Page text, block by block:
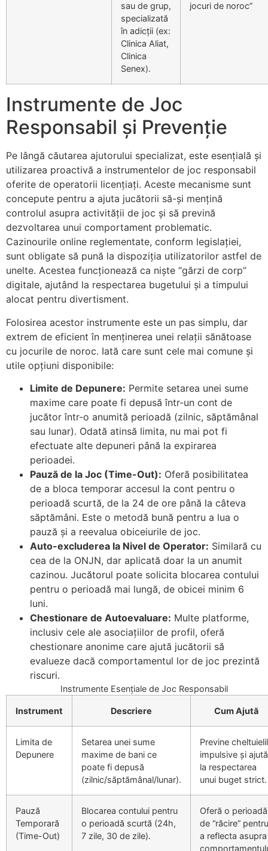
sau de grup,
specializată
în adicții (ex:
Clinica Aliat,
Clinica
Senex).
jocuri de noroc”
Instrumente de Joc
Responsabil și Prevenție
Pe lângă căutarea ajutorului specializat, este esențială și
utilizarea proactivă a instrumentelor de joc responsabil
oferite de operatorii licențiați. Aceste mecanisme sunt
concepute pentru a ajuta jucătorii să-și mențină
controlul asupra activității de joc și să prevină
dezvoltarea unui comportament problematic.
Cazinourile online reglementate, conform legislației,
sunt obligate să pună la dispoziția utilizatorilor astfel de
unelte. Acestea funcționează ca niște “gărzi de corp”
digitale, ajutând la respectarea bugetului și a timpului
alocat pentru divertisment.
Folosirea acestor instrumente este un pas simplu, dar
extrem de eficient în menținerea unei relații sănătoase
cu jocurile de noroc. Iată care sunt cele mai comune și
utile opțiuni disponibile:
Limite de Depunere: Permite setarea unei sume
maxime care poate fi depusă într-un cont de
jucător într-o anumită perioadă (zilnic, săptămânal
sau lunar). Odată atinsă limita, nu mai pot fi
efectuate alte depuneri până la expirarea
perioadei.
Pauză de la Joc (Time-Out): Oferă posibilitatea
de a bloca temporar accesul la cont pentru o
perioadă scurtă, de la 24 de ore până la câteva
săptămâni. Este o metodă bună pentru a lua o
pauză și a reevalua obiceiurile de joc.
Auto-excluderea la Nivel de Operator: Similară cu
cea de la ONJN, dar aplicată doar la un anumit
cazinou. Jucătorul poate solicita blocarea contului
pentru o perioadă mai lungă, de obicei minim 6
luni.
Chestionare de Autoevaluare: Multe platforme,
inclusiv cele ale asociațiilor de profil, oferă
chestionare anonime care ajută jucătorii să
evalueze dacă comportamentul lor de joc prezintă
riscuri.
Instrumente Esențiale de Joc Responsabil
Instrument Descriere Cum Ajută
Limita de
Depunere
Setarea unei sume
maxime de bani ce
poate fi depusă
(zilnic/săptămânal/lunar).
Previne
impulsive și ajută
la respectarea
unui buget strict.
Pauză
Temporară
(Time-Out)
Blocarea contului pentru
o perioadă scurtă (24h,
7 zile, 30 de zile).
Oferă o perioadă
de “răcire” pentru
a reflecta asupra